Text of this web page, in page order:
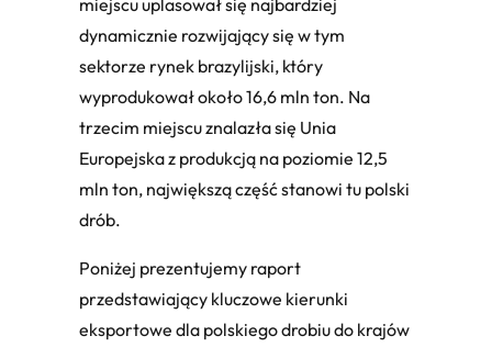
dynamicznie rozwijający się w tym
sektorze rynek brazylijski, który
wyprodukował około 16,6 mln ton. Na
trzecim miejscu znalazła się Unia
Europejska z produkcją na poziomie 12,5
mln ton, największą część stanowi tu polski
drób.
Poniżej prezentujemy raport
przedstawiający kluczowe kierunki
eksportowe dla polskiego drobiu do krajów